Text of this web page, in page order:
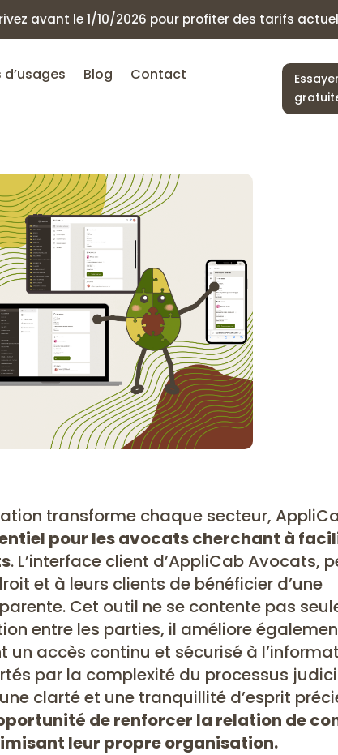
avant le 1/10/2026 pour profiter des tarifs
Blog
Contact
transforme chaque secteur,
pour les avocats cherchant à
. L’interface client d’AppliCab Avocats,
et à leurs clients de bénéficier d’une
Cet outil ne se contente pas
entre les parties, il améliore
accès continu et sécurisé à
par la complexité du processus
clarté et une tranquillité d’esprit
de renforcer la relation de
leur propre organisation.